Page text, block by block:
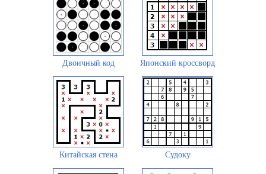
Двоичный код Японский кроссворд
Китайская стена Судоку